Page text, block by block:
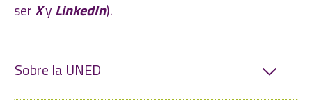
serXyLinkedIn).
Sobre la UNED